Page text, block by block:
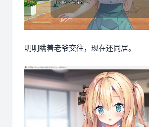
明明瞒着老爷交往，现在还同居。